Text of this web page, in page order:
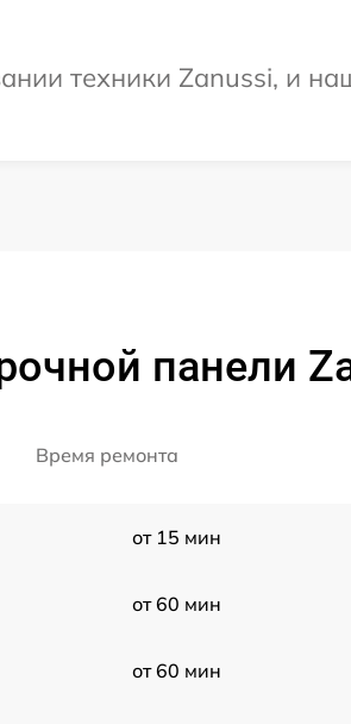
техники Zanussi, и
панели
Время ремонта
от 15 мин
от 60 мин
от 60 мин